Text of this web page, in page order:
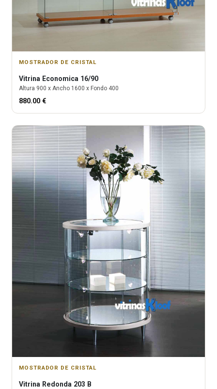
MOSTRADOR DE CRISTAL
Vitrina Economica 16/90
Altura 900 x Ancho 1600 x Fondo 400
880.00 €
MOSTRADOR DE CRISTAL
Vitrina Redonda 203 B